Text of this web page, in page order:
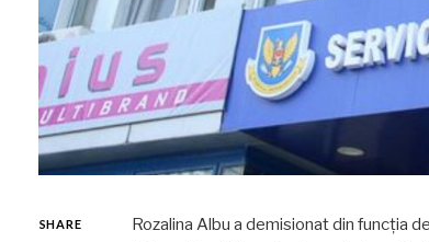
SHARE
Rozalina Albu a demisionat din funcția